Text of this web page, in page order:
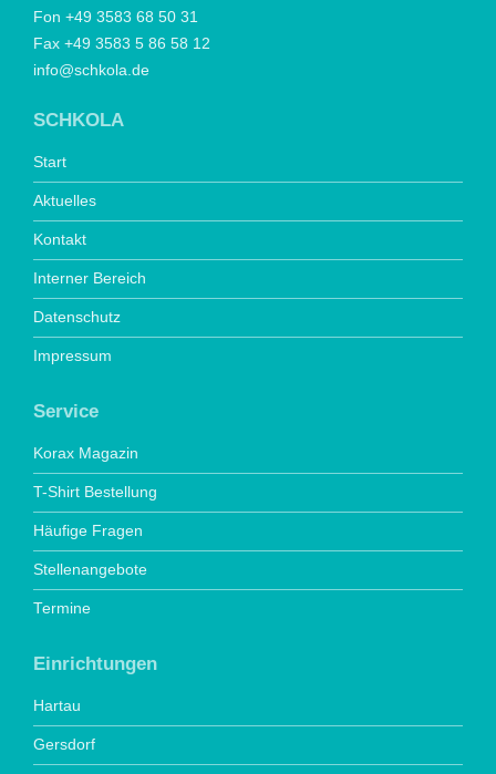
Fon +49 3583 68 50 31
Fax +49 3583 5 86 58 12
info@schkola.de
SCHKOLA
Start
Aktuelles
Kontakt
Interner Bereich
Datenschutz
Impressum
Service
Korax Magazin
T-Shirt Bestellung
Häufige Fragen
Stellenangebote
Termine
Einrichtungen
Hartau
Gersdorf